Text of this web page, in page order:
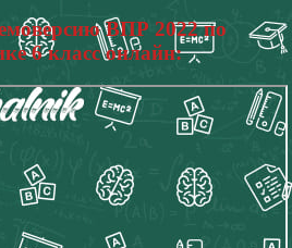
ВПР 2022 по
6 класс онлайн: